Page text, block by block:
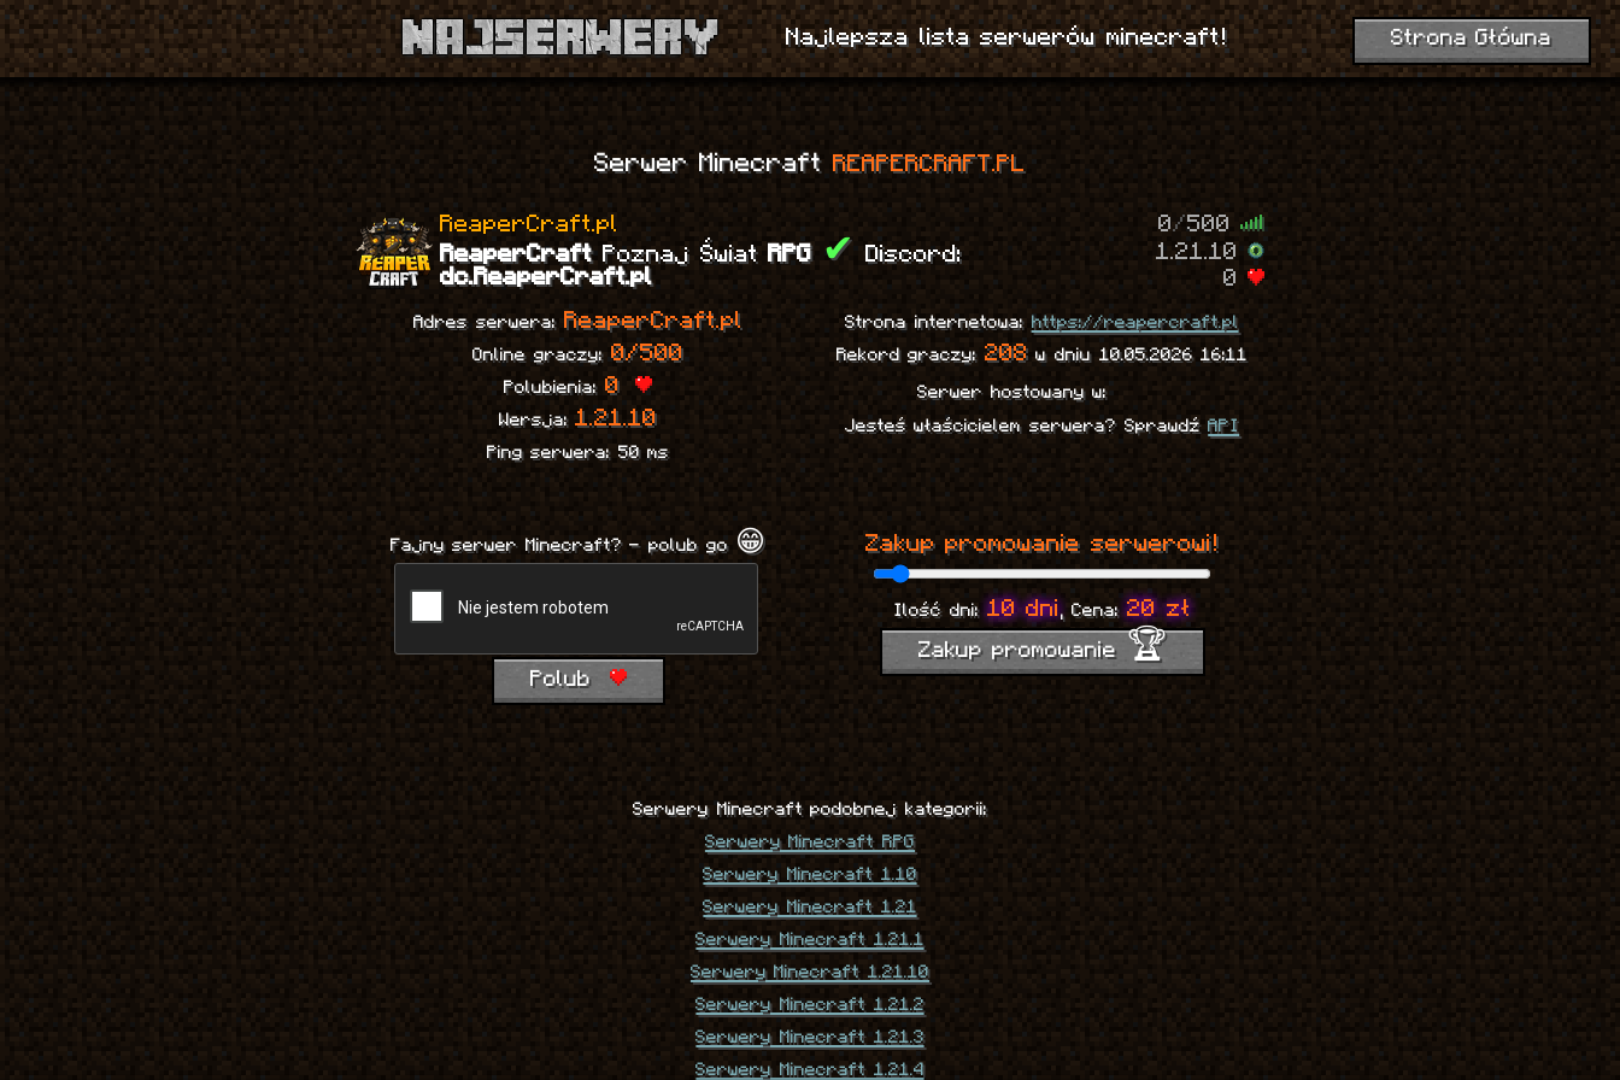
Najlepsza lista serwerów minecraft! Strona Główna
Serwer Minecraft REAPERCRAFT.PL
ReaperCraft.pl
ReaperCraft Poznaj Świat RPG ✔
Discord:
dc.ReaperCraft.pl
0/ 500
1.21.10
0
Adres serwera: ReaperCraft.pl
Online graczy: 0/500
Polubienia: 0
Wersja:1.21.10
Ping serwera: 50 ms
Strona internetowa: https://reapercraft.pl
Rekord graczy: 208w dniu 10.05.2026 16:11
Serwer hostowany w:
Jesteś właścicielem serwera? Sprawdź API
Fajny serwer Minecraft? - polub go 😁
Polub
Zakup promowanie serwerowi!
Ilość dni: 10 dni , Cena: 20 zł
Zakup promowanie 🏆
Serwery Minecraft podobnej kategorii:
Serwery Minecraft RPG
Serwery Minecraft 1.10
Serwery Minecraft 1.21
Serwery Minecraft 1.21.1
Serwery Minecraft 1.21.10
Serwery Minecraft 1.21.2
Serwery Minecraft 1.21.3
Serwery Minecraft 1.21.4